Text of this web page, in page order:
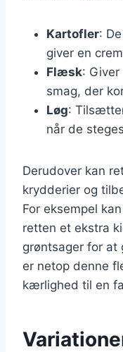
Kartofler:
giver en
Flæsk:
smag, der
Løg:
når de
Derudover kan
krydderier og
For eksempel
retten et ekstra
grøntsager for
er netop denne
kærlighed til en